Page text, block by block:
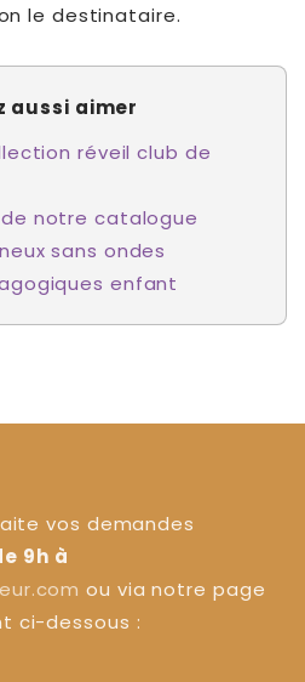
le destinataire.
aussi aimer
réveil club de
notre catalogue
sans ondes
enfant
vos demandes
9h à
ou via notre page
ci-dessous :